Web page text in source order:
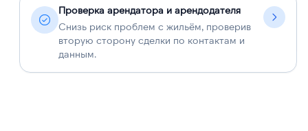
Проверка арендатора и арендодателя
Снизь риск проблем с жильём, проверив
вторую сторону сделки по контактам и
данным.